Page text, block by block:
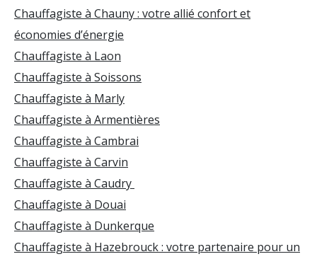
Chauffagiste à Chauny : votre allié confort et
économies d’énergie
Chauffagiste à Laon
Chauffagiste à Soissons
Chauffagiste à Marly
Chauffagiste à Armentières
Chauffagiste à Cambrai
Chauffagiste à Carvin
Chauffagiste à Caudry
Chauffagiste à Douai
Chauffagiste à Dunkerque
Chauffagiste à Hazebrouck : votre partenaire pour un